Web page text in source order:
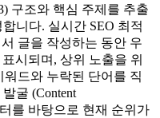
구조와 핵심 주제를 추출
니다. 실시간 SEO 최적
글을 작성하는 동안 우
시되며, 상위 노출을 위
드와 누락된 단어를 직
굴 (Content
를 바탕으로 현재 순위가